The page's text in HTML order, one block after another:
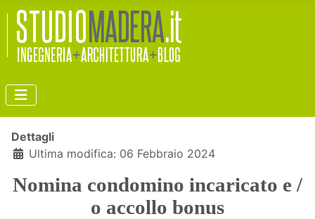
Dettagli
Ultima modifica: 06 Febbraio 2024
Nomina condomino incaricato e /
o accollo bonus